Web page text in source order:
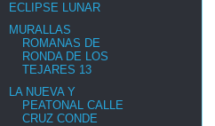
ECLIPSE LUNAR
MURALLAS
ROMANAS DE
RONDA DE LOS
TEJARES 13
LA NUEVA Y
PEATONAL CALLE
CRUZ CONDE